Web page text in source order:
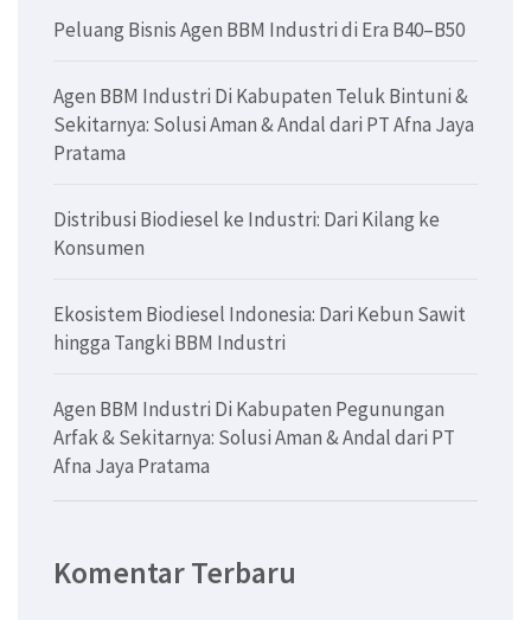
Peluang Bisnis Agen BBM Industri di Era B40–B50
Agen BBM Industri Di Kabupaten Teluk Bintuni &
Sekitarnya: Solusi Aman & Andal dari PT Afna Jaya
Pratama
Distribusi Biodiesel ke Industri: Dari Kilang ke
Konsumen
Ekosistem Biodiesel Indonesia: Dari Kebun Sawit
hingga Tangki BBM Industri
Agen BBM Industri Di Kabupaten Pegunungan
Arfak & Sekitarnya: Solusi Aman & Andal dari PT
Afna Jaya Pratama
Komentar Terbaru